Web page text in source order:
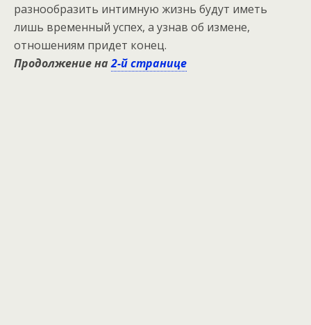
разнообразить интимную жизнь будут иметь
лишь временный успех, а узнав об измене,
отношениям придет конец.
Продолжение на2-й странице